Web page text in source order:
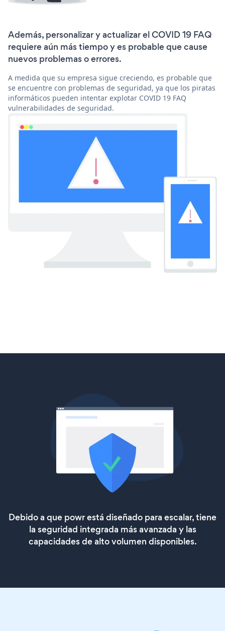
Además, personalizar y actualizar el COVID 19 FAQ
requiere aún más tiempo y es probable que cause
nuevos problemas o errores.
A medida que su empresa sigue creciendo, es probable que
se encuentre con problemas de seguridad, ya que los piratas
informáticos pueden intentar explotar COVID 19 FAQ
vulnerabilidades de seguridad.
Debido a que powr está diseñado para escalar, tiene
la seguridad integrada más avanzada y las
capacidades de alto volumen disponibles.